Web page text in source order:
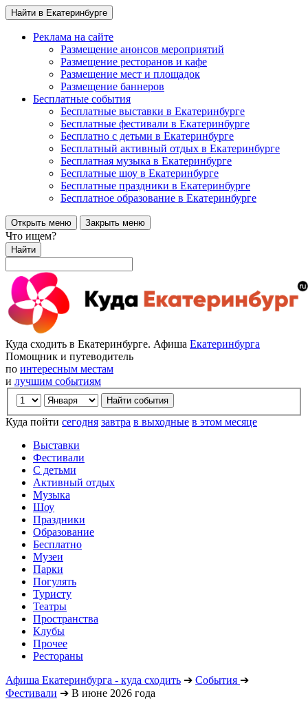
Найти в Екатеринбурге
Реклама на сайте
Размещение анонсов мероприятий
Размещение ресторанов и кафе
Размещение мест и площадок
Размещение баннеров
Бесплатные события
Бесплатные выставки в Екатеринбурге
Бесплатные фестивали в Екатеринбурге
Бесплатно с детьми в Екатеринбурге
Бесплатный активный отдых в Екатеринбурге
Бесплатная музыка в Екатеринбурге
Бесплатные шоу в Екатеринбурге
Бесплатные праздники в Екатеринбурге
Бесплатное образование в Екатеринбурге
Открыть меню Закрыть меню
Что ищем?
Найти
Куда сходить в Екатеринбурге. Афиша Екатеринбурга
Помощник и путеводитель
по интересным местам
и лучшим событиям
Куда пойти сегодня завтра в выходные в этом месяце
Выставки
Фестивали
С детьми
Активный отдых
Музыка
Шоу
Праздники
Образование
Бесплатно
Музеи
Парки
Погулять
Туристу
Театры
Пространства
Клубы
Прочее
Рестораны
Афиша Екатеринбурга - куда сходить ➔ События ➔
Фестивали ➔ В июне 2026 года